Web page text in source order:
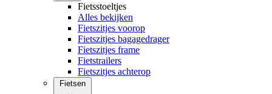
Fietsstoeltjes
Alles bekijken
Fietszitjes voorop
Fietszitjes bagagedrager
Fietszitjes frame
Fietstrailers
Fietszitjes achterop
Fietsen